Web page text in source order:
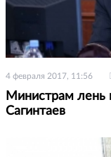
4 февраля 2017, 11:56
Министрам лень
Сагинтаев